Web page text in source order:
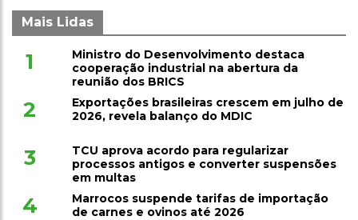
Mais Lidas
1
Ministro do Desenvolvimento destaca
cooperação industrial na abertura da
reunião dos BRICS
2
Exportações brasileiras crescem em julho de
2026, revela balanço do MDIC
3
TCU aprova acordo para regularizar
processos antigos e converter suspensões
em multas
4
Marrocos suspende tarifas de importação
de carnes e ovinos até 2026